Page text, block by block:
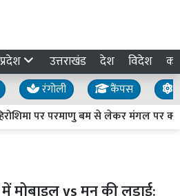
उत्तराखंड देश विदेश
रंगोली कैंपस
पर परमाणु बम से लेकर मंगल पर